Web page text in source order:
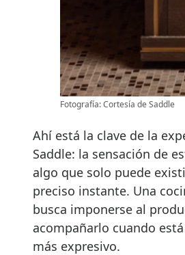
Fotografía: Cortesía de Saddle
Ahí está la clave de la
Saddle: la sensación de
algo que solo puede
preciso instante. Una
busca imponerse al
acompañarlo cuando
más expresivo.